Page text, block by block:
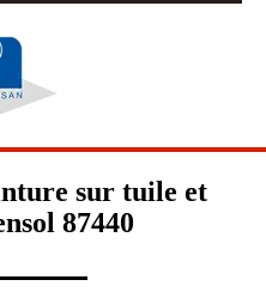
sur tuile et
87440